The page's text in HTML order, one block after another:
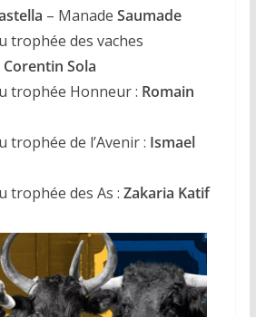
– Manade Saumade
trophée des vaches
Corentin Sola
trophée Honneur : Romain
trophée de l’Avenir : Ismael
trophée des As : Zakaria Katif